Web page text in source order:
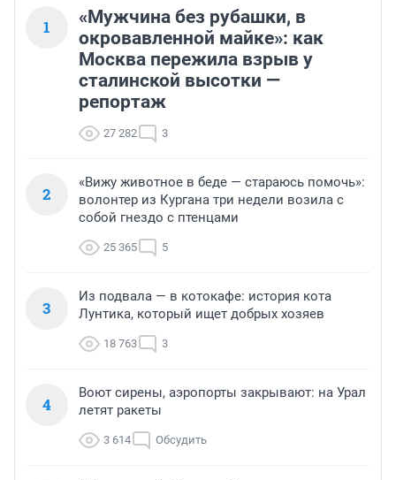
1
«Мужчина без рубашки, в
окровавленной майке»: как
Москва пережила взрыв у
сталинской высотки —
репортаж
27 282 3
2
«Вижу животное в беде — стараюсь помочь»:
волонтер из Кургана три недели возила с
собой гнездо с птенцами
25 365 5
3
Из подвала — в котокафе: история кота
Лунтика, который ищет добрых хозяев
18 763 3
4
Воют сирены, аэропорты закрывают: на Урал
летят ракеты
3 614 Обсудить